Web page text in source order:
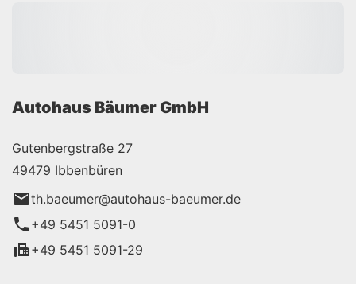
Autohaus Bäumer GmbH
Gutenbergstraße 27
49479 Ibbenbüren
th.baeumer@autohaus-baeumer.de
+49 5451 5091-0
+49 5451 5091-29